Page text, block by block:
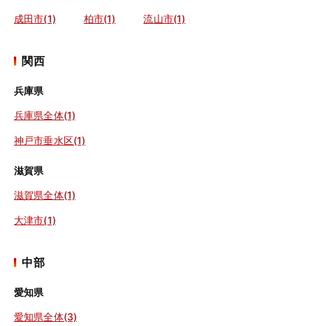
成田市(1) 柏市(1) 流山市(1)
関西
兵庫県
兵庫県全体(1)
神戸市垂水区(1)
滋賀県
滋賀県全体(1)
大津市(1)
中部
愛知県
愛知県全体(3)